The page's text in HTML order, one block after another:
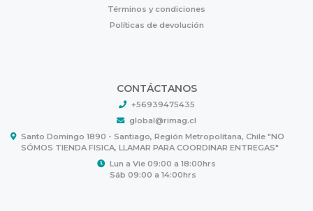
Términos y condiciones
Políticas de devolución
CONTÁCTANOS
+56939475435
global@rimag.cl
Santo Domingo 1890 - Santiago, Región Metropolitana, Chile "NO
SÓMOS TIENDA FISICA, LLAMAR PARA COORDINAR ENTREGAS"
Lun a Vie 09:00 a 18:00hrs
Sáb 09:00 a 14:00hrs